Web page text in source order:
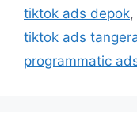
tiktok ads depok,
tiktok ads
programmatic